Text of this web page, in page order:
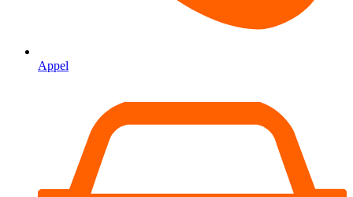
Appel